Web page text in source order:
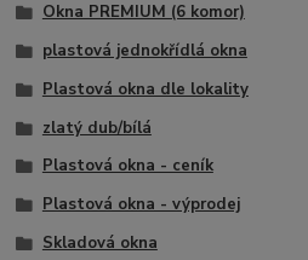
Okna PREMIUM (6 komor)
plastová jednokřídlá okna
Plastová okna dle lokality
zlatý dub/bílá
Plastová okna - ceník
Plastová okna - výprodej
Skladová okna